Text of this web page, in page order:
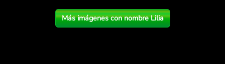
Más imágenes con nombre Lilia